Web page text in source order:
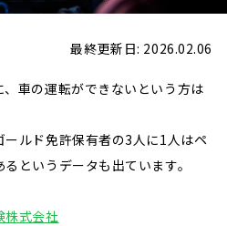
最終更新日: 2026.02.06
車の運転ができないという方は
ルド免許保有者の3人に1人はペ
というデータも出ています。
株式会社